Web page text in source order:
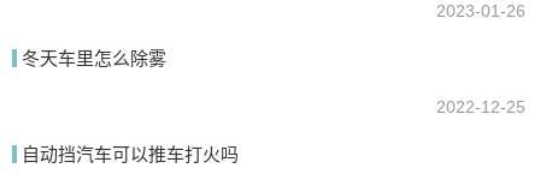
2023-01-26
冬天车里怎么除雾
2022-12-25
自动挡汽车可以推车打火吗